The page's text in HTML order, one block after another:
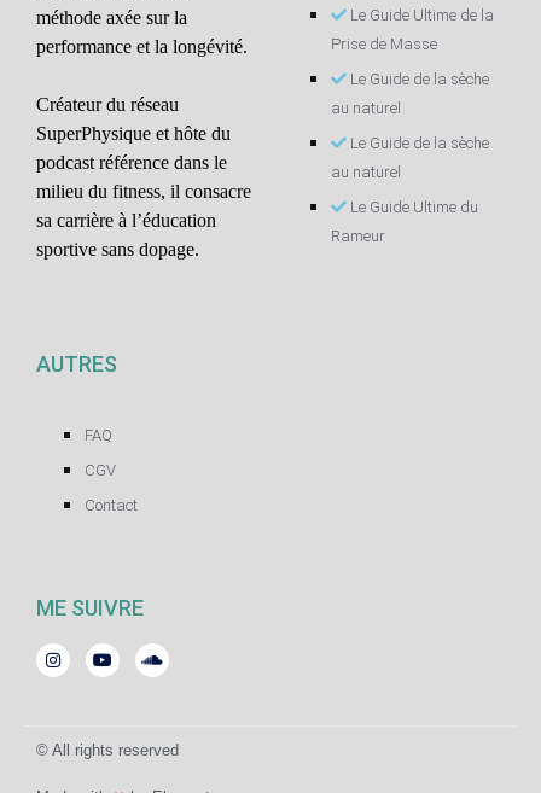
méthode axée sur la
performance et la longévité.
Créateur du réseau
SuperPhysique et hôte du
podcast référence dans le
milieu du fitness, il consacre
sa carrière à l’éducation
sportive sans dopage.
Le Guide Ultime de la
Prise de Masse
Le Guide de la sèche
au naturel
Le Guide de la sèche
au naturel
Le Guide Ultime du
Rameur
AUTRES
FAQ
CGV
Contact
ME SUIVRE
© All rights reserved